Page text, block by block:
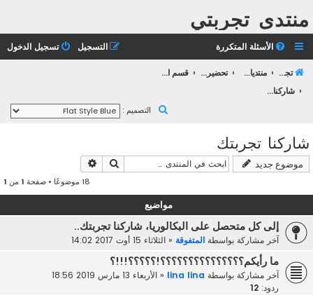
منتدى تجربتي
الأسئلة المتكررة تسجيل الدخول التسجيل
تجربتي منتديات التعليم الثانوي تحضير بكالوريا 2023
قسم التوجيه و الإرشاد
شاركنا تجربتك
التصميم :
شاركنا تجربتك
موضوع جديد بحث
18 موضوعًا • صفحة 1 من 1
مواضيع
إلى كل متحصل على البكالوريا، شاركنا تجربتك..
آخر مشاركة بواسطة المتفوقة « الثلاثاء 15 أوت 2017 14:02
ما رأيكم؟؟؟؟؟؟؟؟؟؟؟؟؟؟؟!؟؟؟؟؟!!!؟
آخر مشاركة بواسطة lina lina
« الأربعاء 13 مارس 2019 18:56
ردود: 12